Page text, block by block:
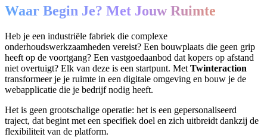
Waar Begin Je? Met Jouw Ruimte
Heb je een industriële fabriek die complexe
onderhoudswerkzaamheden vereist? Een bouwplaats die geen grip
heeft op de voortgang? Een vastgoedaanbod dat kopers op afstand
niet overtuigt? Elk van deze is een startpunt. Met Twinteraction
transformeer je je ruimte in een digitale omgeving en bouw je de
webapplicatie die je bedrijf nodig heeft.
Het is geen grootschalige operatie: het is een gepersonaliseerd
traject, dat begint met een specifiek doel en zich uitbreidt dankzij de
flexibiliteit van de platform.